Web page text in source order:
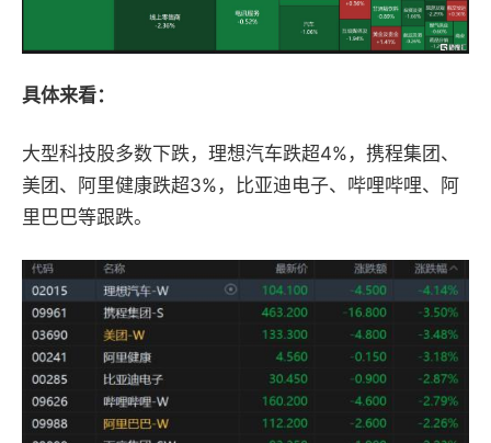
具体来看：
大型科技股多数下跌，理想汽车跌超4%，携程集团、
美团、阿里健康跌超3%，比亚迪电子、哔哩哔哩、阿
里巴巴等跟跌。